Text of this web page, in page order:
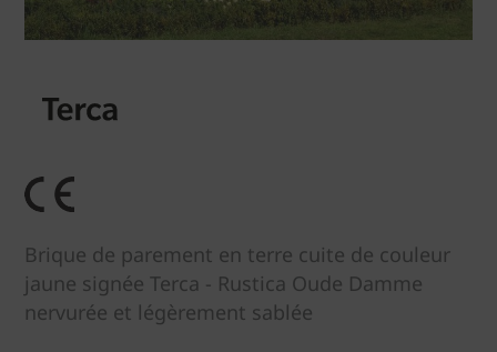
Brique de parement en terre cuite de couleur
jaune signée Terca - Rustica Oude Damme
nervurée et légèrement sablée